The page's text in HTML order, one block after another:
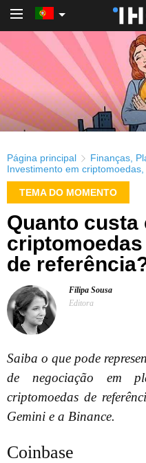
Página principal Finanças
Investimento em criptomoedas
TEMA DO MOMENTO
Quanto custa
de
Filipa Sousa
Editora
Saiba o que pode
de negociação em
criptomoedas de
Gemini e a Binance.
Coinbase